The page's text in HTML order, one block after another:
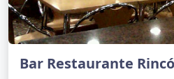
Bar Restaurante